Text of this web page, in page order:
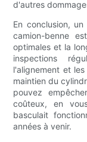
d'autres
En conclusion,
camion-benne
optimales et la
inspections
l'alignement et
maintien du
pouvez
coûteux, en
basculait
années à venir.